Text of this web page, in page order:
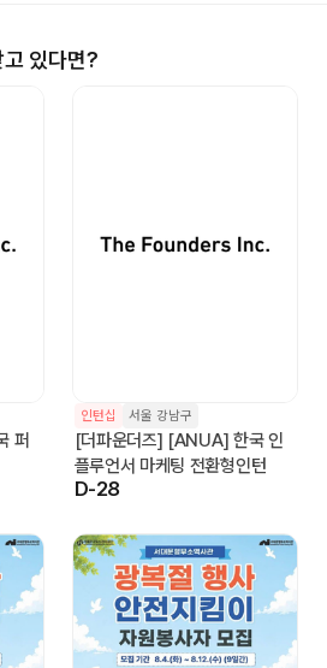
있다면?
퍼
인턴십 서울 강남구
[더파운더즈] [ANUA] 한국 인
플루언서 마케팅 전환형인턴
D-28